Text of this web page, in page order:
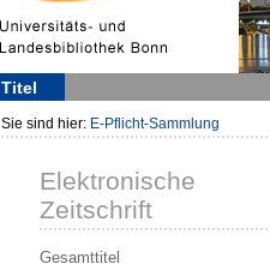
Titel
Sie sind hier: E-Pflicht-Sammlung
Elektronische
Zeitschrift
Gesamttitel